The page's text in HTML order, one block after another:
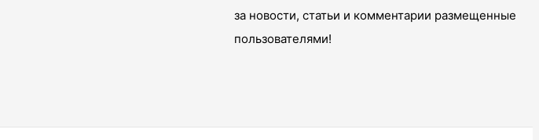
за новости, статьи и комментарии размещенные
пользователями!